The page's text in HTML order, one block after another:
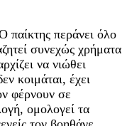
παίκτης περάνει όλο
συνεχώς χρήματα
να νιώθει
κοιμάται, έχει
φέρνουν σε
ομολογεί τα